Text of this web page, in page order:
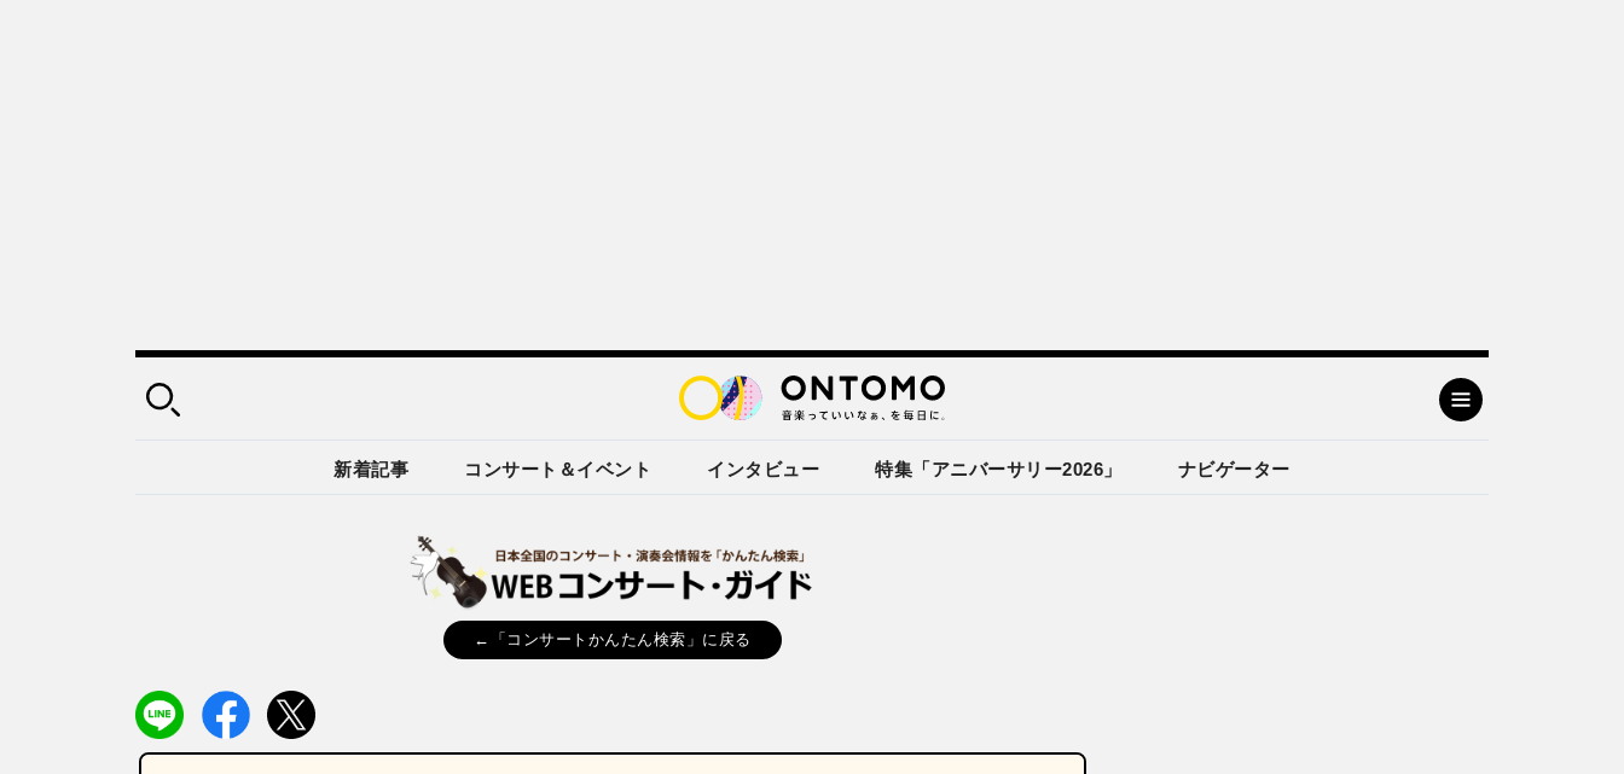
新着記事 コンサート＆イベント インタビュー 特集「アニバーサリー2026」 ナビゲーター
←「コンサートかんたん検索」に戻る